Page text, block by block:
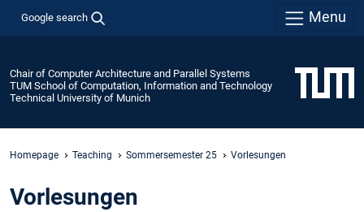
Google search Menu
Chair of Computer Architecture and Parallel Systems
TUM School of Computation, Information and Technology
Technical University of Munich
Homepage Teaching Sommersemester 25 Vorlesungen
Vorlesungen